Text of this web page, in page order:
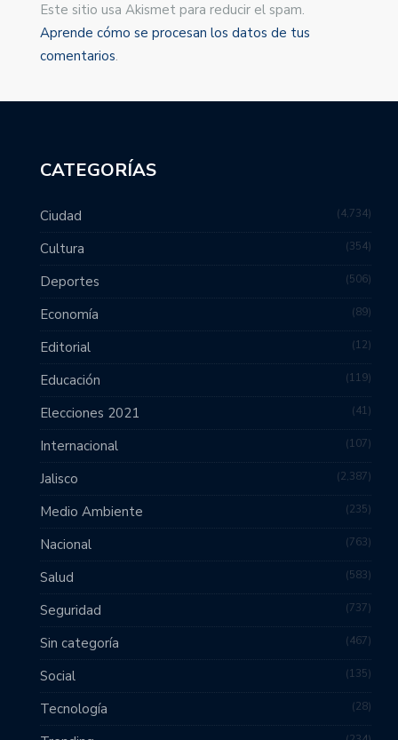
Este sitio usa Akismet para reducir el spam.
Aprende cómo se procesan los datos de tus
comentarios.
CATEGORÍAS
Ciudad 4,734
Cultura 354
Deportes 506
Economía 89
Editorial 12
Educación 119
Elecciones 2021 41
Internacional 107
Jalisco 2,387
Medio Ambiente 235
Nacional 763
Salud 583
Seguridad 737
Sin categoría 467
Social 135
Tecnología 28